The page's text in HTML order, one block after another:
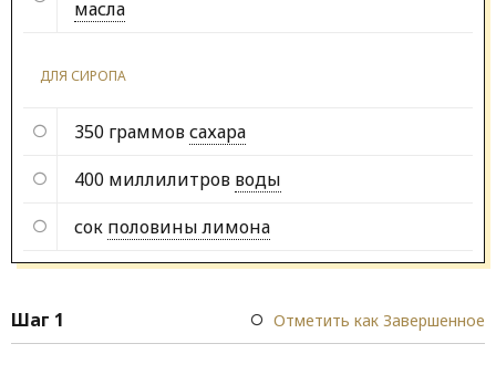
масла
ДЛЯ СИРОПА
350 граммовсахара
400 миллилитров воды
сок половины лимона
Шаг 1 Отметить как Завершенное